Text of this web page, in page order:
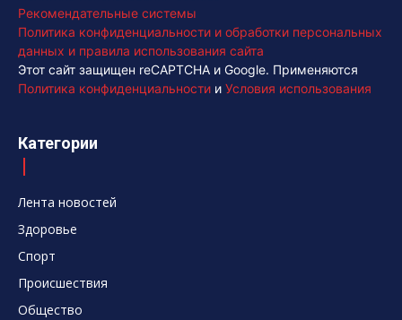
Рекомендательные системы
Политика конфиденциальности и обработки персональных
данных и правила использования сайта
Этот сайт защищен reCAPTCHA и Google. Применяются
Политика конфиденциальности и Условия использования
Категории
Лента новостей
Здоровье
Спорт
Происшествия
Общество